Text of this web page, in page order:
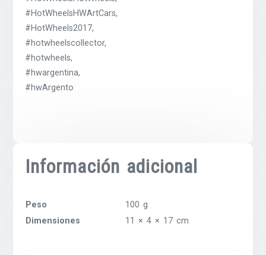
#HotWheelsHWArtCars,
#HotWheels2017,
#hotwheelscollector,
#hotwheels,
#hwargentina,
#hwArgento
Información adicional
Peso
100 g
Dimensiones
11 × 4 × 17 cm